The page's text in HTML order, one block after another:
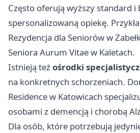
Często oferują wyższy standard i
spersonalizowaną opiekę.
Rezydencja dla Seniorów w
Seniora Aurum Vitae w Kaletach.
Istnieją teżośrodki
na konkretnych schorzeniach.
Residence w Katowicach
osobami z demencją i chorobą
Dla osób, które potrzebują